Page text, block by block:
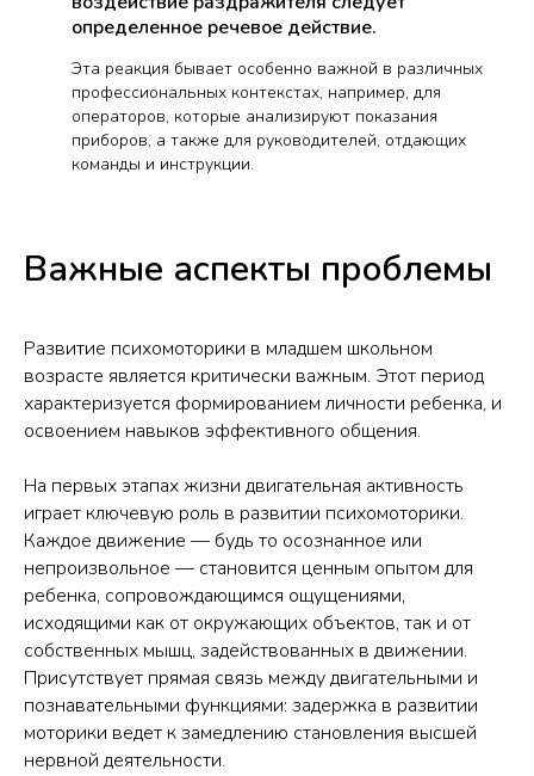
определенное речевое действие.
Эта реакция бывает особенно важной в различных
профессиональных контекстах, например, для
операторов, которые анализируют показания
приборов, а также для руководителей, отдающих
команды и инструкции.
Важные аспекты проблемы
Развитие психомоторики в младшем школьном
возрасте является критически важным. Этот период
характеризуется формированием личности ребенка, и
освоением навыков эффективного общения.
На первых этапах жизни двигательная активность
играет ключевую роль в развитии психомоторики.
Каждое движение — будь то осознанное или
непроизвольное — становится ценным опытом для
ребенка, сопровождающимся ощущениями,
исходящими как от окружающих объектов, так и от
собственных мышц, задействованных в движении.
Присутствует прямая связь между двигательными и
познавательными функциями: задержка в развитии
моторики ведет к замедлению становления высшей
нервной деятельности.